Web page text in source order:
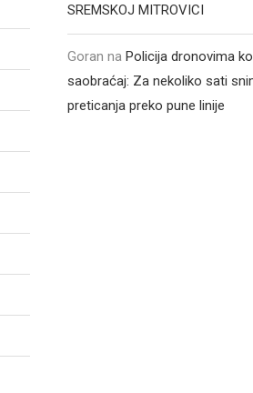
SREMSKOJ MITROVICI
Goran naPolicija dronovima
saobraćaj: Za nekoliko sati
preticanja preko pune linije